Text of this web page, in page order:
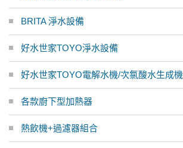
BRITA 淨水設備
好水世家TOYO淨水設備
好水世家TOYO電解水機/次氯酸水生成機
各款廚下型加熱器
熱飲機+過濾器組合